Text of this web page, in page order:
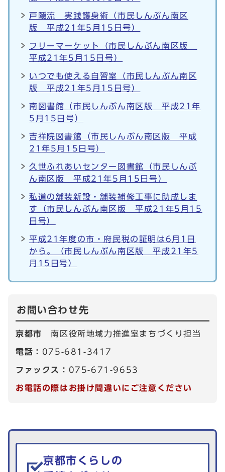
戸隠流 実践護身術（市民しんぶん南区
版 平成21年5月15日号）
フリーマーケット（市民しんぶん南区版
平成21年5月15日号）
いつでも使える自習室（市民しんぶん南区
版 平成21年5月15日号）
南図書館（市民しんぶん南区版 平成21年
5月15日号）
吉祥院図書館（市民しんぶん南区版 平成
21年5月15日号）
久世ふれあいセンター図書館（市民しんぶ
ん南区版 平成21年5月15日号）
私道の舗装新設・舗装補修工事に助成しま
す（市民しんぶん南区版 平成21年5月15
日号）
平成21年度の市・府民税の証明は6月1日
から。（市民しんぶん南区版 平成21年5
月15日号）
お問い合わせ先
京都市南区役所地域力推進室まちづくり担当
電話： 075-681-3417
ファックス： 075-671-9653
お電話の際はお掛け間違いにご注意ください
生活情報を探す
京都市くらしの